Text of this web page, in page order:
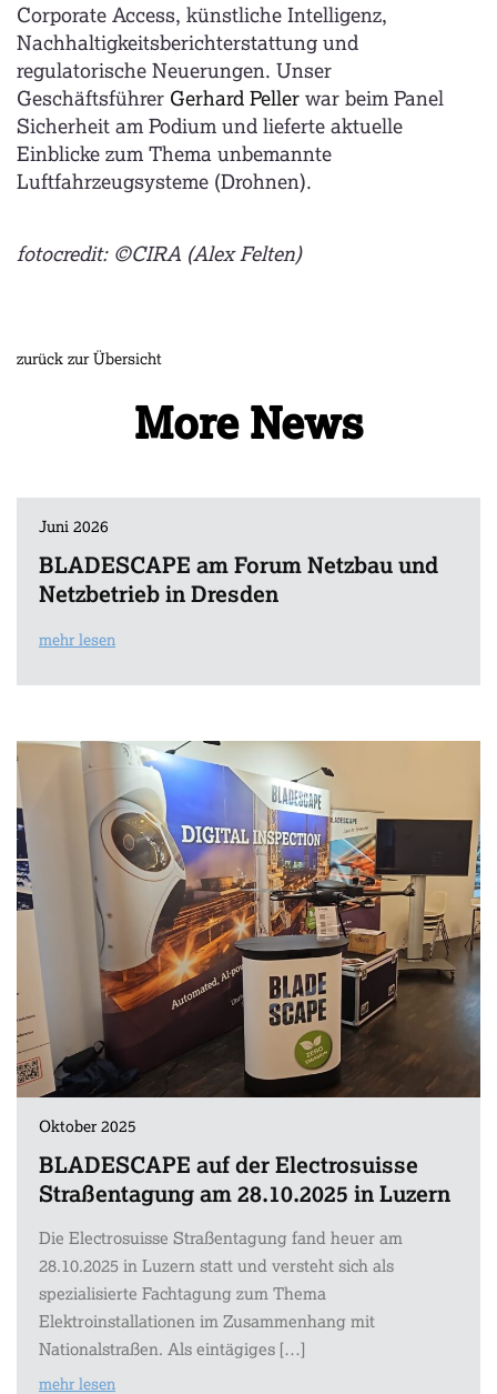
Corporate Access, künstliche Intelligenz,
Nachhaltigkeitsberichterstattung und
regulatorische Neuerungen. Unser
Geschäftsführer Gerhard Peller war beim Panel
Sicherheit am Podium und lieferte aktuelle
Einblicke zum Thema unbemannte
Luftfahrzeugsysteme (Drohnen).
fotocredit: ©CIRA (Alex Felten)
zurück zur Übersicht
More News
Juni 2026
BLADESCAPE am Forum Netzbau und
Netzbetrieb in Dresden
mehr lesen
Oktober 2025
BLADESCAPE auf der Electrosuisse
Straßentagung am 28.10.2025 in Luzern
Die Electrosuisse Straßentagung fand heuer am
28.10.2025 in Luzern statt und versteht sich als
spezialisierte Fachtagung zum Thema
Elektroinstallationen im Zusammenhang mit
Nationalstraßen. Als eintägiges […]
mehr lesen